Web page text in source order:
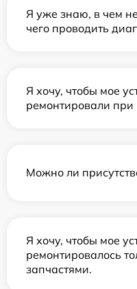
Я уже знаю, в чем
чего проводить
Я хочу, чтобы мое
ремонтировали при
Можно ли
Я хочу, чтобы мое
ремонтировалось
запчастями.